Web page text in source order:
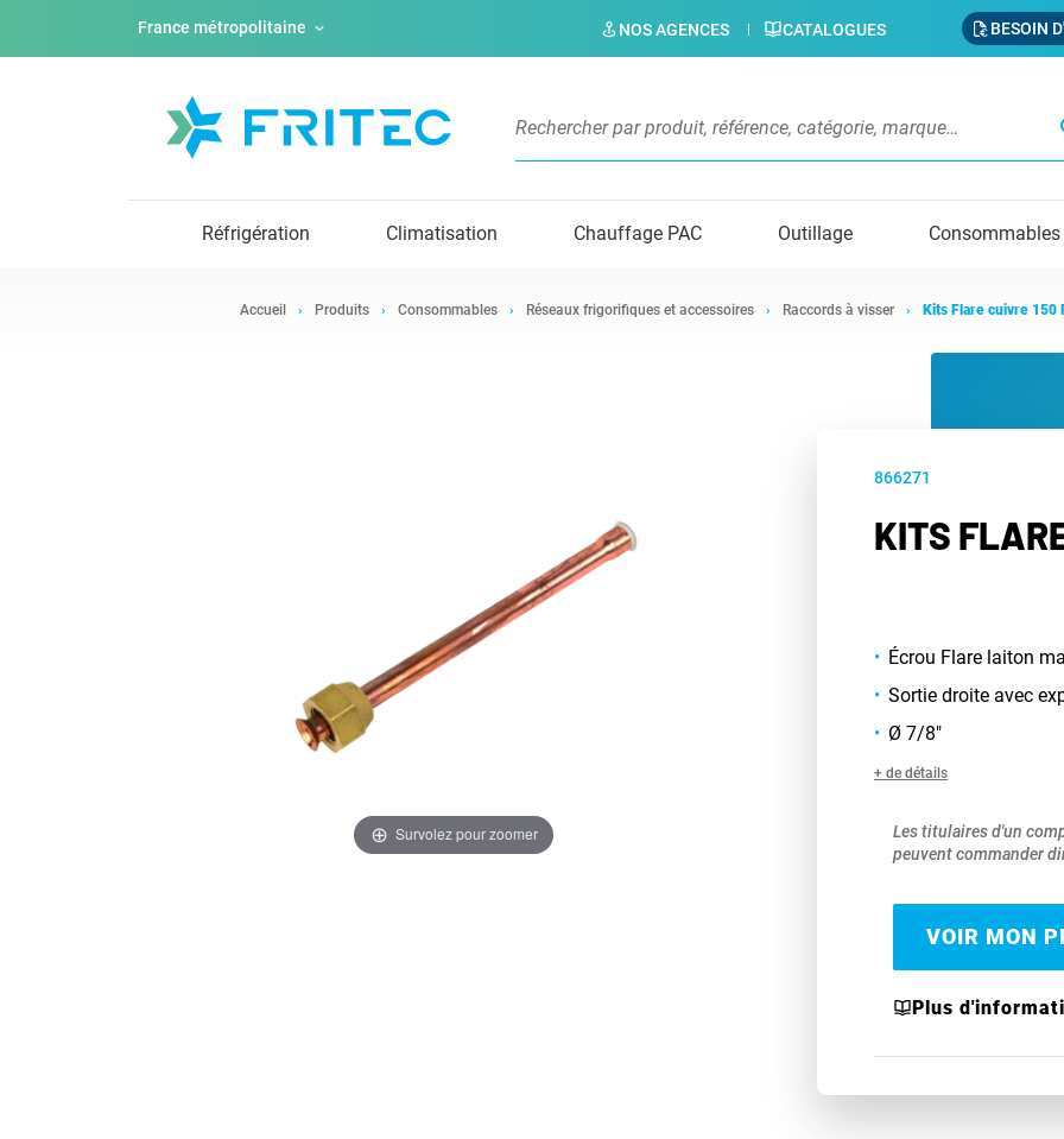
France métropolitaine NOS AGENCES CATALOGUES BESOIN
Réfrigération Climatisation Chauffage PAC Outillage Consommables
Accueil Produits Consommables Réseaux frigorifiques et accessoires Raccords à visser Kits Flare cuivre 150
Survolez pour zoomer
866271
KITS
Écrou Flare laiton
Sortie droite avec
Ø 7/8"
+ de détails
Les titulaires d'un
peuvent commander
VOIR MON
Plus